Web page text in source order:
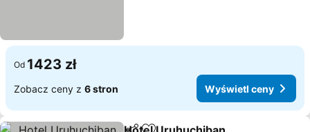
Od 1423 zł
Zobacz ceny z 6 stron Wyświetl ceny